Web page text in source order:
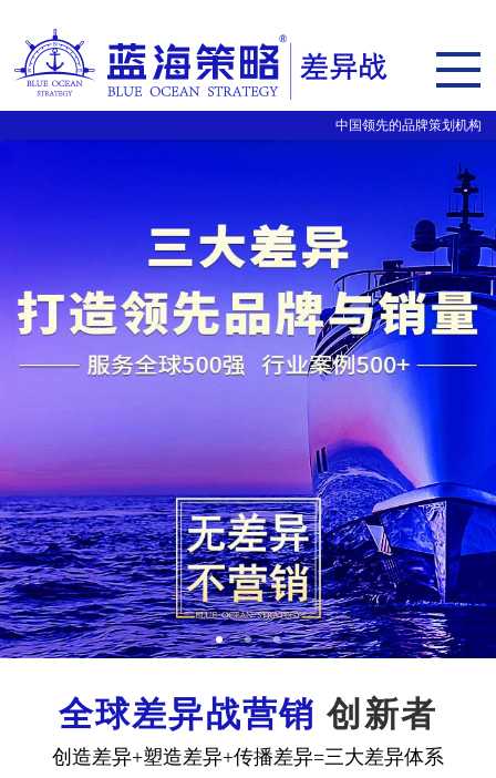
中国领先的品牌策划机构
全球差异战营销创新者
创造差异+塑造差异+传播差异=三大差异体系